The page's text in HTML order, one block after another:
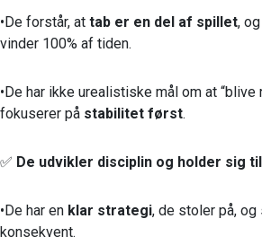
•De forstår, at tab er en del af spillet,
vinder 100% af tiden.
•De har ikke urealistiske mål om at “blive
fokuserer på stabilitet først.
✅ De udvikler disciplin og holder sig
•De har en klar strategi, de stoler på,
konsekvent.